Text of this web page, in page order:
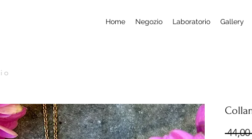
Home Negozio Laboratorio Gallery
44,00